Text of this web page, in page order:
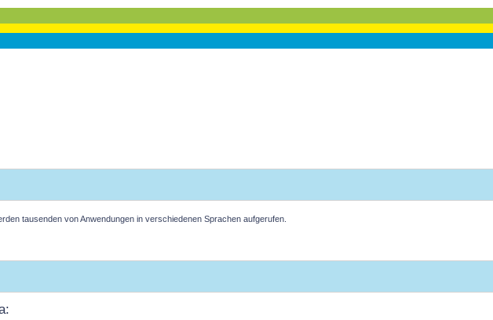
tausenden von Anwendungen in verschiedenen Sprachen aufgerufen.